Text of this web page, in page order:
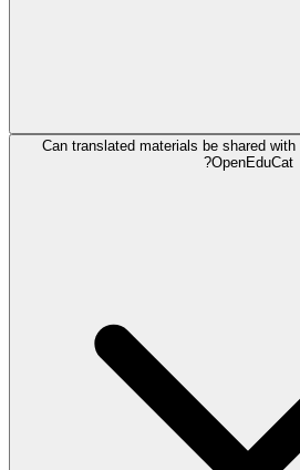
Can translated materials be shared
OpenEduCat?